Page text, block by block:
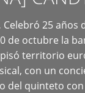
Celebró 25 años
de octubre la
territorio
con un
del quinteto